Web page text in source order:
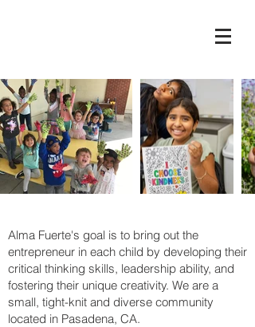
Alma Fuerte's goal is to bring out the
entrepreneur in each child by developing their
critical thinking skills, leadership ability, and
fostering their unique creativity. We are a
small, tight-knit and diverse community
located in Pasadena, CA.